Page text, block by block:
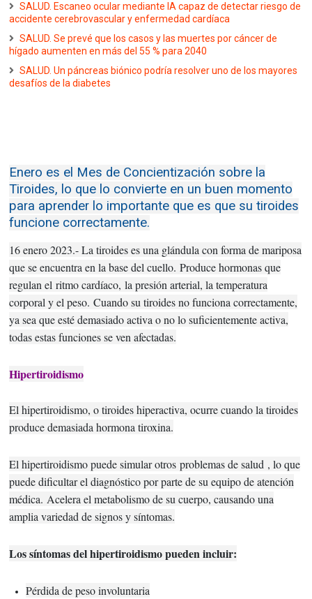
SALUD. Escaneo ocular mediante IA capaz de detectar riesgo de
accidente cerebrovascular y enfermedad cardíaca
SALUD. Se prevé que los casos y las muertes por cáncer de
hígado aumenten en más del 55 % para 2040
SALUD. Un páncreas biónico podría resolver uno de los mayores
desafíos de la diabetes
Enero es el Mes de Concientización sobre la
Tiroides, lo que lo convierte en un buen momento
para aprender lo importante que es que su tiroides
funcione correctamente.
16 enero 2023.- La tiroides es una glándula con forma de mariposa
que se encuentra en la base del cuello.Produce hormonas que
regulan elritmo cardíaco,la presión arterial, la temperatura
corporal y el peso.Cuando su tiroides no funciona correctamente,
ya sea que esté demasiado activa o no lo suficientemente activa,
todas estas funciones se ven afectadas.
Hipertiroidismo
El hipertiroidismo, o tiroides hiperactiva, ocurre cuando la tiroides
produce demasiada hormona tiroxina.
El hipertiroidismo puede simular otrosproblemas de salud , lo que
puede dificultar el diagnóstico por parte de su equipo de atención
médica. Acelera el metabolismo de su cuerpo, causando una
amplia variedad de signos y síntomas.
Los síntomas del hipertiroidismo pueden incluir:
Pérdida de peso involuntaria